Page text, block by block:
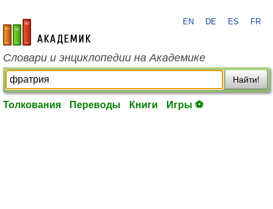
academic.ru
EN DE ES FR
Словари и энциклопедии на Академике
Найти!
Толкования Переводы Книги Игры ⚽